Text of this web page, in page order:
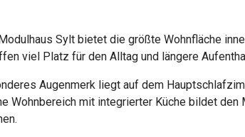
Sylt bietet die größte Wohnfläche
viel Platz für den Alltag und längere
Augenmerk liegt auf dem
Wohnbereich mit integrierter Küche bildet den